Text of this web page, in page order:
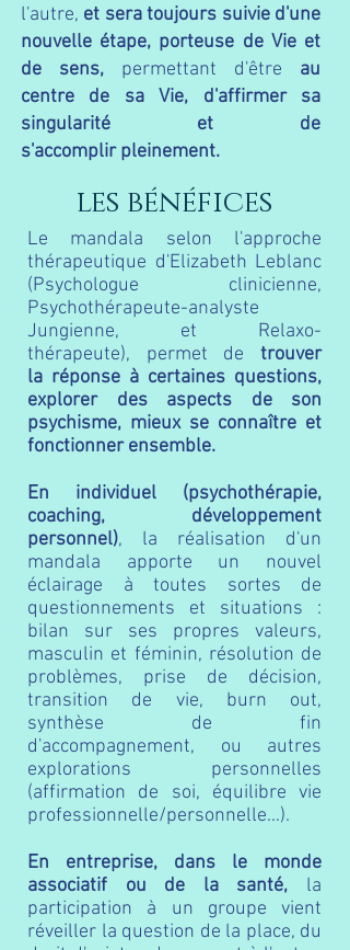
l'autre, et sera toujours suivie d'une
nouvelle étape, porteuse de Vie et
de sens, permettant d'être au
centre de sa Vie, d'affirmer sa
singularité et de
s'accomplir pleinement.
les bénéfices
Le mandala selon l'approche
thérapeutique d'Elizabeth Leblanc
(Psychologue clinicienne,
Psychothérapeute-analyste
Jungienne, et Relaxo-
thérapeute), permet detrouver
la réponse à certaines questions,
explorer des aspects de son
psychisme, mieux se connaître et
fonctionner ensemble.
En individuel (psychothérapie,
coaching, développement
personnel), la réalisation d'un
mandala apporte un nouvel
éclairage à toutes sortes de
questionnements et situations :
bilan sur ses propres valeurs,
masculin et féminin, résolution de
problèmes, prise de décision,
transition de vie, burn out,
synthèse de fin
d'accompagnement, ou autres
explorations personnelles
(affirmation de soi, équilibre vie
professionnelle/personnelle...).
En entreprise, dans le monde
associatif ou de la santé, la
participation à un groupe vient
réveiller la question de la place, du